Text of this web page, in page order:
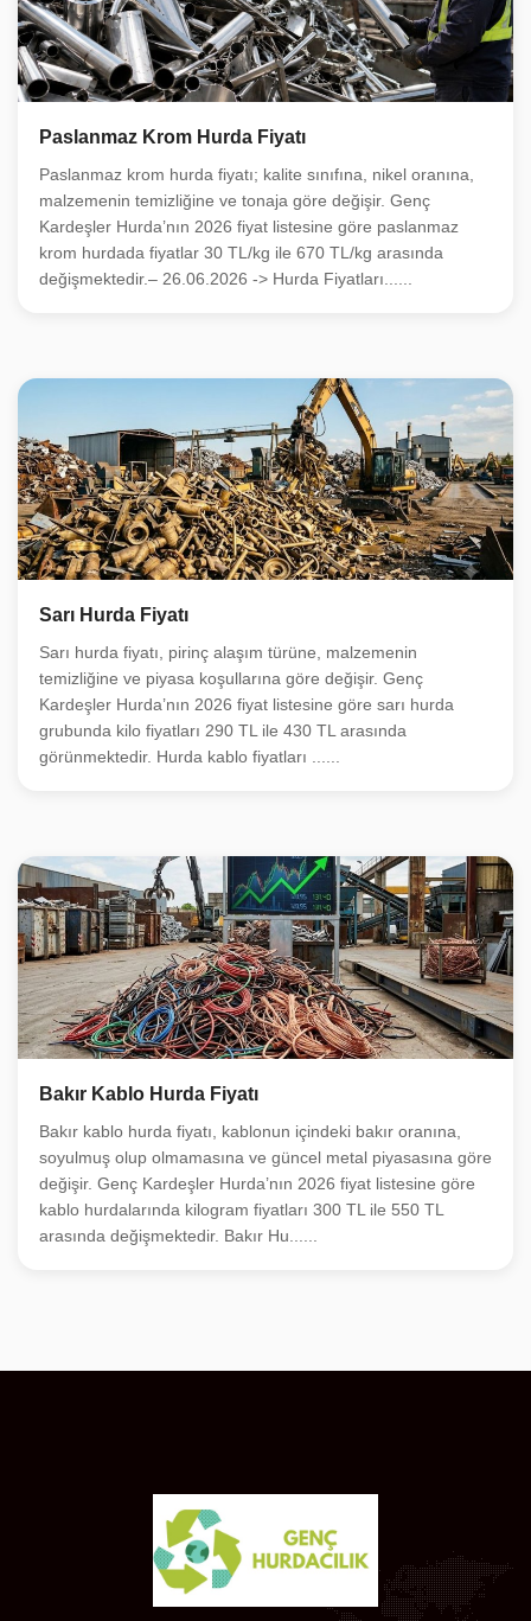
Paslanmaz Krom Hurda Fiyatı
Paslanmaz krom hurda fiyatı; kalite sınıfına, nikel oranına,
malzemenin temizliğine ve tonaja göre değişir. Genç
Kardeşler Hurda’nın 2026 fiyat listesine göre paslanmaz
krom hurdada fiyatlar 30 TL/kg ile 670 TL/kg arasında
değişmektedir.– 26.06.2026 -> Hurda Fiyatları......
Sarı Hurda Fiyatı
Sarı hurda fiyatı, pirinç alaşım türüne, malzemenin
temizliğine ve piyasa koşullarına göre değişir. Genç
Kardeşler Hurda’nın 2026 fiyat listesine göre sarı hurda
grubunda kilo fiyatları 290 TL ile 430 TL arasında
görünmektedir. Hurda kablo fiyatları ......
Bakır Kablo Hurda Fiyatı
Bakır kablo hurda fiyatı, kablonun içindeki bakır oranına,
soyulmuş olup olmamasına ve güncel metal piyasasına göre
değişir. Genç Kardeşler Hurda’nın 2026 fiyat listesine göre
kablo hurdalarında kilogram fiyatları 300 TL ile 550 TL
arasında değişmektedir. Bakır Hu......